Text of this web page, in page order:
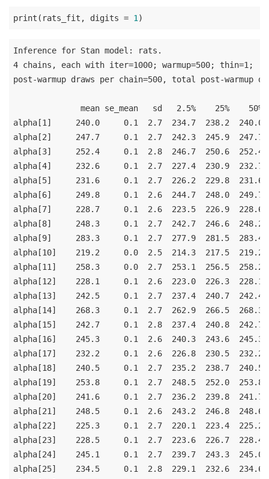
print(rats_fit, digits = 1
Inference for Stan model: rats.
4 chains, each with iter=1000; warmup=500; thin=1;
post-warmup draws per chain=500, total post-warmup
mean se_mean   sd   2.5%    25%    50%
alpha[1]     240.0     0.1  2.7  234.7  238.2  240.0
alpha[2]     247.7     0.1  2.7  242.3  245.9  247.7
alpha[3]     252.4     0.1  2.8  246.7  250.6  252.4
alpha[4]     232.6     0.1  2.7  227.4  230.9  232.7
alpha[5]     231.6     0.1  2.7  226.2  229.8  231.6
alpha[6]     249.8     0.1  2.6  244.7  248.0  249.7
alpha[7]     228.7     0.1  2.6  223.5  226.9  228.6
alpha[8]     248.3     0.1  2.7  242.7  246.6  248.2
alpha[9]     283.3     0.1  2.7  277.9  281.5  283.4
alpha[10]    219.2     0.0  2.5  214.3  217.5  219.2
alpha[11]    258.3     0.0  2.7  253.1  256.5  258.2
alpha[12]    228.1     0.1  2.6  223.0  226.3  228.1
alpha[13]    242.5     0.1  2.7  237.4  240.7  242.4
alpha[14]    268.3     0.1  2.7  262.9  266.5  268.3
alpha[15]    242.7     0.1  2.8  237.4  240.8  242.7
alpha[16]    245.3     0.1  2.6  240.3  243.6  245.3
alpha[17]    232.2     0.1  2.6  226.8  230.5  232.2
alpha[18]    240.5     0.1  2.7  235.2  238.7  240.5
alpha[19]    253.8     0.1  2.7  248.5  252.0  253.8
alpha[20]    241.6     0.1  2.7  236.2  239.8  241.7
alpha[21]    248.5     0.1  2.6  243.2  246.8  248.6
alpha[22]    225.3     0.1  2.7  220.1  223.4  225.2
alpha[23]    228.5     0.1  2.7  223.6  226.7  228.4
alpha[24]    245.1     0.1  2.7  239.7  243.3  245.0
alpha[25]    234.5     0.1  2.8  229.1  232.6  234.6